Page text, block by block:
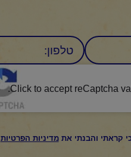
טלפון:
Click to accept reCaptcha
קראתי והבנתי אתמדיניות הפרטיות